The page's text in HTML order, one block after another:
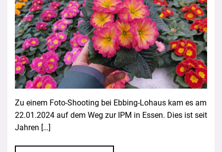
Zu einem Foto-Shooting bei Ebbing-Lohaus kam es am
22.01.2024 auf dem Weg zur IPM in Essen. Dies ist seit
Jahren […]